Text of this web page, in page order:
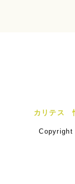
カリテス